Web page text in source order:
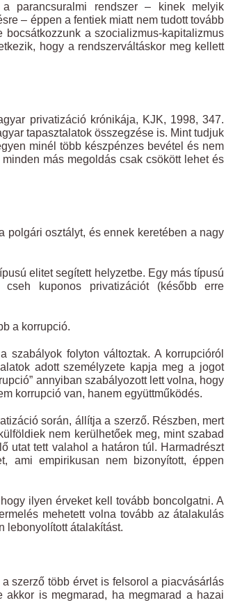
parancsuralmi rendszer – kinek melyik
– éppen a fentiek miatt nem tudott tovább
a szocializmus-kapitalizmus
hogy a rendszerváltáskor meg kellett
privatizáció krónikája, KJK, 1998, 347.
tapasztalatok összegzése is. Mint tudjuk
minél több készpénzes bevétel és nem
más megoldás csak csökött lehet és
osztályt, és ennek keretében a nagy
elitet segített helyzetbe. Egy más típusú
kuponos privatizációt (később erre
a korrupció.
szabályok folyton változtak. A korrupcióról
adott személyzete kapja meg a jogot
annyiban szabályozott lett volna, hogy
korrupció van, hanem együttműködés.
során, állítja a szerző. Részben, mert
nem kerülhetőek meg, mint szabad
utat tett valahol a határon túl. Harmadrészt
ami empirikusan nem bizonyított, éppen
ilyen érveket kell tovább boncolgatni. A
mehetett volna tovább az átalakulás
lebonyolított átalakítást.
szerző több érvet is felsorol a piacvásárlás
is megmarad, ha megmarad a hazai